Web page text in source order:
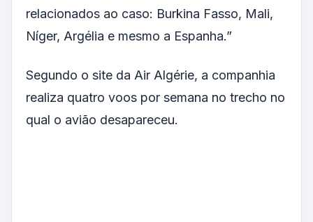
relacionados ao caso: Burkina Fasso, Mali,
Níger, Argélia e mesmo a Espanha.”
Segundo o site da Air Algérie, a companhia
realiza quatro voos por semana no trecho no
qual o avião desapareceu.